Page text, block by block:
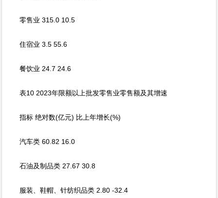
零售业 315.0 10.5
住宿业 3.5 55.6
餐饮业 24.7 24.6
表10 2023年限额以上批发零售业零售额及其增速
指标 绝对数(亿元) 比上年增长(%)
汽车类 60.82 16.0
石油及制品类 27.67 30.8
服装、鞋帽、针纺织品类 2.80 -32.4